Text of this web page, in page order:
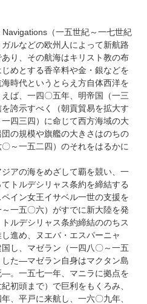
（一五世紀～一七世紀
ルなどの欧州人によって新航路
り、その航海はキリスト教の布
めとする香辛料や金・銀などを
時代というとらえ方自体西洋を
ば、一四〇五年、明帝国（一三
誇示すべく（朝貢貿易を拡大す
四三四）に命じて西方海域の大
の規模や旗艦の大きさはのちの
～一五二四）のそれをはるかに
アの海をめざして覇を競い、一
トルデシリャス条約を締結する
イン女王イサベル一世の支援を
一五〇六）がすでに新大陸を発
ルデシリャス条約締結ののちス
進め、ヌエバ・エスパーニャ
国し、マゼラン（一四八〇～一五
た―マゼラン自身はマクタン島
。一五七一年、マニラに拠点を
初頭まで）で巨利をもくろみ、
、平戸に来航し、一六〇九年、